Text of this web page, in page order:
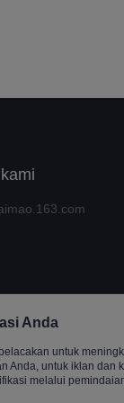
Anda
untuk
Anda, untuk iklan
melalui